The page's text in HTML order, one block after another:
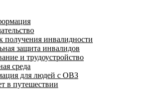
получения инвалидности
защита инвалидов
и трудоустройство
среда
для людей с ОВЗ
в путешествии